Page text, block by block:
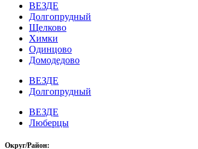
ВЕЗДЕ
Долгопрудный
Щелково
Химки
Одинцово
Домодедово
ВЕЗДЕ
Долгопрудный
ВЕЗДЕ
Люберцы
Округ/Район: